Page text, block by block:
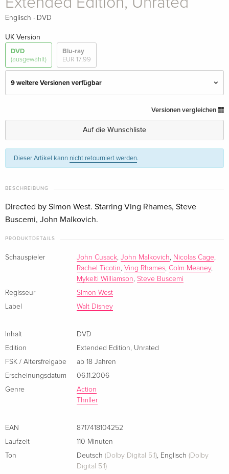
Englisch · DVD
UK Version
DVD
(ausgewählt)
Blu-ray
EUR 17,99
9 weitere Versionen verfügbar
EUR 17,99
Deutsch
Englisch · US Version
Englisch · UK Version
Extended Edition, Unrated
Englisch · US Version
vergriffen
Französisch
Französisch
Edizione Integrale
Versione Integrale
Versionen vergleichen
Auf die Wunschliste
Dieser Artikel kann nicht retourniert werden.
BESCHREIBUNG
Directed by Simon West. Starring Ving Rhames, Steve
Buscemi, John Malkovich.
PRODUKTDETAILS
Schauspieler John Cusack, John Malkovich, Nicolas Cage,
Rachel Ticotin, Ving Rhames, Colm Meaney,
Mykelti Williamson, Steve Buscemi
Regisseur
Simon West
Label
Walt Disney
Inhalt
DVD
Edition
Extended Edition, Unrated
FSK / Altersfreigabe
ab 18 Jahren
Erscheinungsdatum
06.11.2006
Genre
Action
Thriller
EAN
8717418104252
Laufzeit
110 Minuten
Ton
Deutsch (Dolby Digital 5.1), Englisch (Dolby
Digital 5.1)